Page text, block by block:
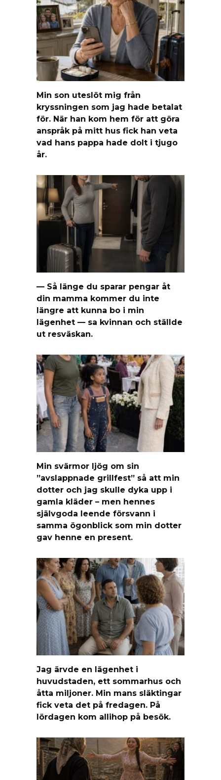
Min son uteslöt mig från
kryssningen som jag hade betalat
för. När han kom hem för att göra
anspråk på mitt hus fick han veta
vad hans pappa hade dolt i tjugo
år.
— Så länge du sparar pengar åt
din mamma kommer du inte
längre att kunna bo i min
lägenhet — sa kvinnan och ställde
ut resväskan.
Min svärmor ljög om sin
”avslappnade grillfest” så att min
dotter och jag skulle dyka upp i
gamla kläder – men hennes
självgoda leende försvann i
samma ögonblick som min dotter
gav henne en present.
Jag ärvde en lägenhet i
huvudstaden, ett sommarhus och
åtta miljoner. Min mans släktingar
fick veta det på fredagen. På
lördagen kom allihop på besök.